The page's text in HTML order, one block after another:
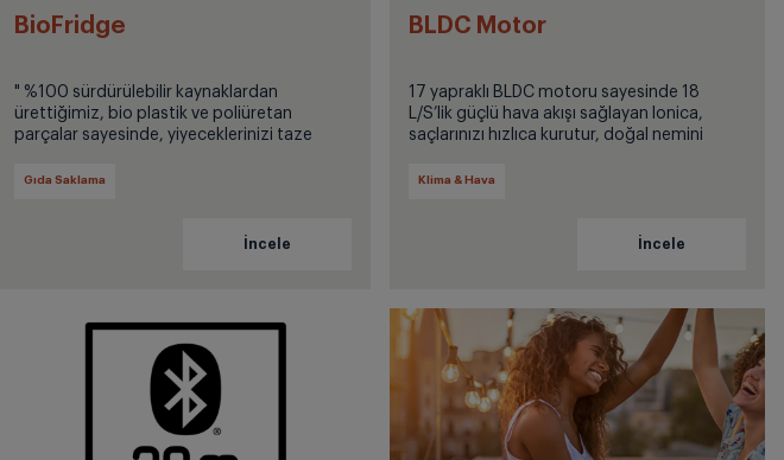
BioFridge
" %100 sürdürülebilir kaynaklardan
ürettiğimiz, bio plastik ve poliüretan
parçalar sayesinde, yiyeceklerinizi taze
ölçüde azaltırsınız."
Gıda Saklama
BLDC Motor
17 yapraklı BLDC motoru sayesinde 18
L/S’lik güçlü hava akışı sağlayan Ionica,
saçlarınızı hızlıca kurutur, doğal nemini
sağlar.
Klima & Hava